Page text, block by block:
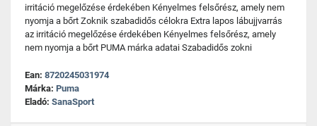
irritáció megelőzése érdekében Kényelmes felsőrész, amely nem
nyomja a bőrt Zoknik szabadidős célokra Extra lapos lábujjvarrás
az irritáció megelőzése érdekében Kényelmes felsőrész, amely
nem nyomja a bőrt PUMA márka adatai Szabadidős zokni
Ean: 8720245031974
Márka: Puma
Eladó: SanaSport